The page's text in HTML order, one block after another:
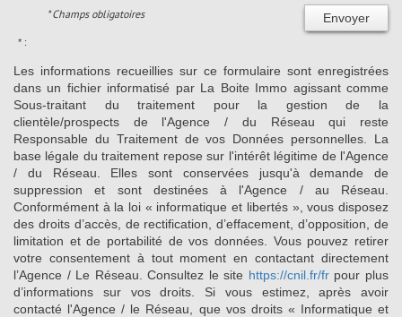
Envoyer
* Champs obligatoires
* :
Les informations recueillies sur ce formulaire sont enregistrées
dans un fichier informatisé par La Boite Immo agissant comme
Sous-traitant du traitement pour la gestion de la
clientèle/prospects de l'Agence / du Réseau qui reste
Responsable du Traitement de vos Données personnelles. La
base légale du traitement repose sur l'intérêt légitime de l'Agence
/ du Réseau. Elles sont conservées jusqu'à demande de
suppression et sont destinées à l'Agence / au Réseau.
Conformément à la loi « informatique et libertés », vous disposez
des droits d’accès, de rectification, d’effacement, d’opposition, de
limitation et de portabilité de vos données. Vous pouvez retirer
votre consentement à tout moment en contactant directement
l’Agence / Le Réseau. Consultez le site https://cnil.fr/frpour plus
d’informations sur vos droits. Si vous estimez, après avoir
contacté l'Agence / le Réseau, que vos droits « Informatique et